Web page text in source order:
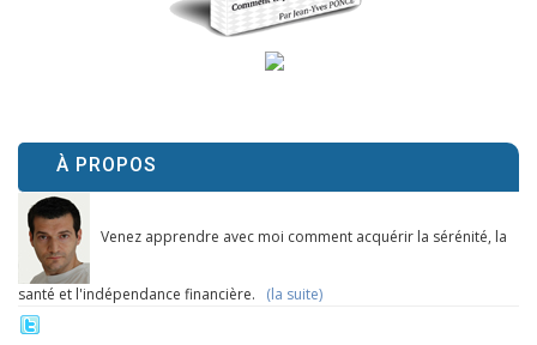
À PROPOS
Venez apprendre avec moi comment acquérir la sérénité, la
santé et l'indépendance financière. (la suite)